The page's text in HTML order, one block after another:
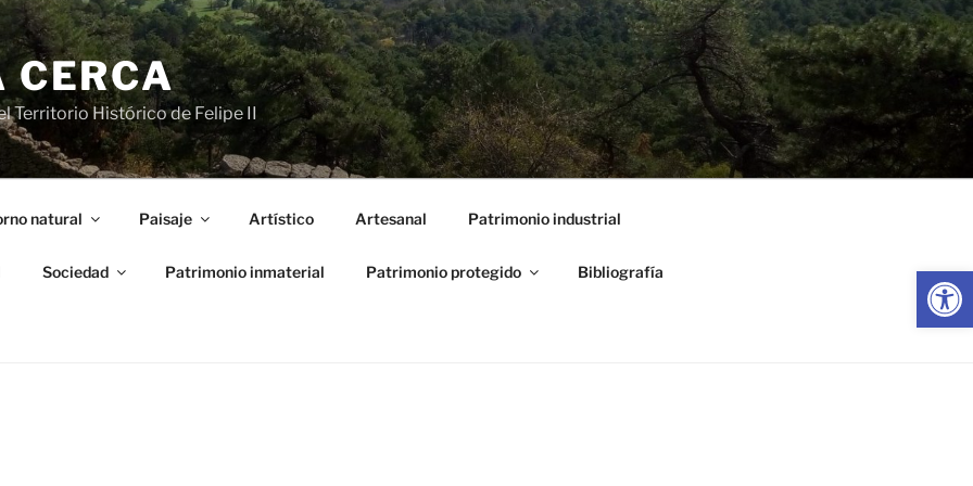
Abrir
CERCA
Territorio Histórico de Felipe II
natural Paisaje Artístico Artesanal Patrimonio industrial
Sociedad Patrimonio inmaterial Patrimonio protegido Bibliografía